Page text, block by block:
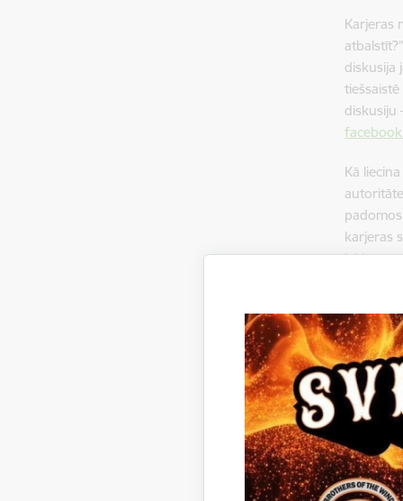
Karjeras
diskusija
diskusiju
Kā
karjeras
Karjeras
vairāk
profesiju
interešu
Karjeras